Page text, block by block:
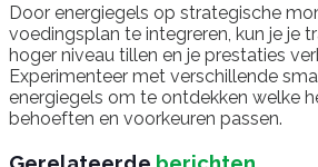
Door energiegels op strategische
voedingsplan te integreren, kun je je
hoger niveau tillen en je prestaties
Experimenteer met verschillende
energiegels om te ontdekken welke
behoeften en voorkeuren passen.
Gerelateerde berichten